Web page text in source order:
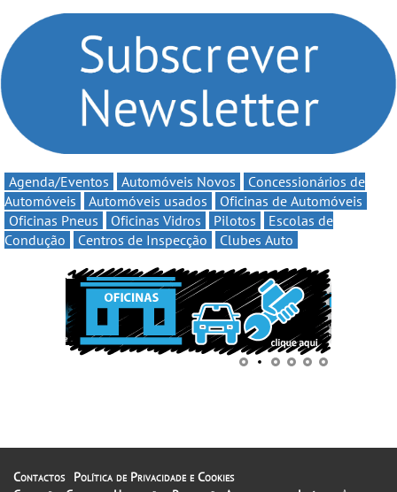
compromisso com o
automobilismo nacional
continua em 2026
Volta” com descontos de
Agenda/Eventos Automóveis Novos
Concessionários de
Automóveis
Automóveis usados
Oficinas de Automóveis
Oficinas Pneus
Oficinas Vidros Pilotos
Escolas de
Condução
Centros de Inspecção Clubes Auto
Contactos
Política de Privacidade e Cookies